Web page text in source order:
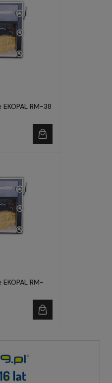
EKOPAL RM-38
EKOPAL RM-